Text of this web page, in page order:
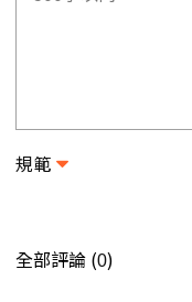
規範
全部評論 (0)